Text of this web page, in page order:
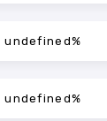
undefined%
undefined%